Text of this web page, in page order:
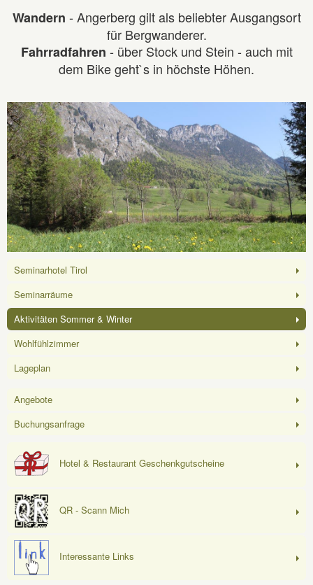
Wandern - Angerberg gilt als beliebter Ausgangsort
für Bergwanderer.
Fahrradfahren - über Stock und Stein - auch mit
dem Bike geht`s in höchste Höhen.
Seminarhotel Tirol
Seminarräume
Aktivitäten Sommer & Winter
Wohlfühlzimmer
Lageplan
Angebote
Buchungsanfrage
Hotel & Restaurant Geschenkgutscheine
QR - Scann Mich
Interessante Links